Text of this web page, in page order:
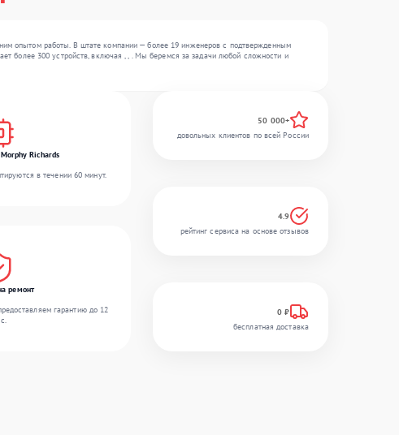
опытом работы. В штате компании — более 19 инженеров с подтвержденным
более 300 устройств, включая , , . Мы беремся за задачи любой сложности и
Richards
в течении 60 минут.
ремонт
гарантию до 12
50 000+
довольных клиентов по всей России
4.9
рейтинг сервиса на основе отзывов
0 ₽
бесплатная доставка